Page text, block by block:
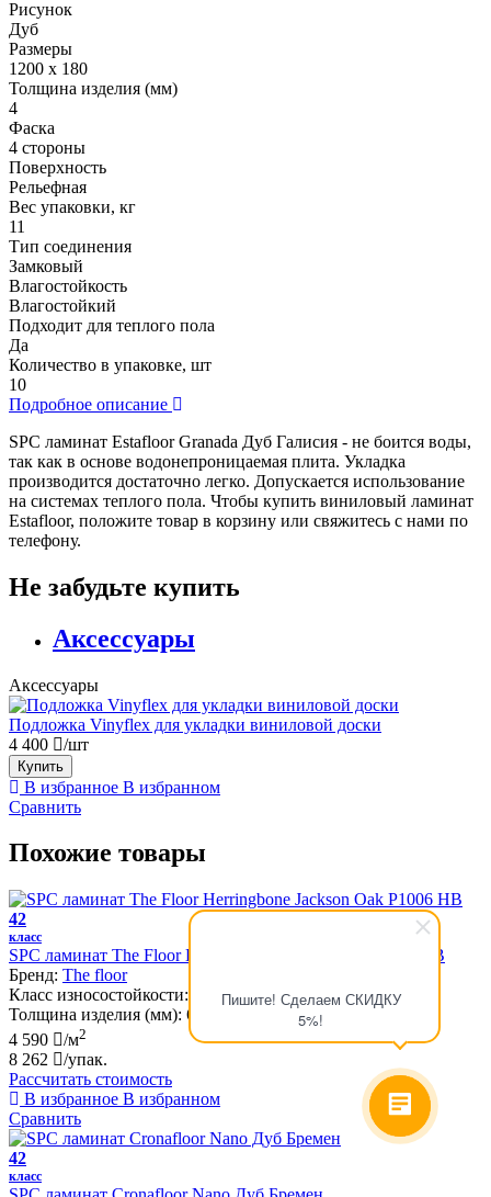
Пишите! Сделаем СКИДКУ
5%!
Рисунок
Дуб
Размеры
1200 х 180
Толщина изделия (мм)
4
Фаска
4 стороны
Поверхность
Рельефная
Вес упаковки, кг
11
Тип соединения
Замковый
Влагостойкость
Влагостойкий
Подходит для теплого пола
Да
Количество в упаковке, шт
10
Подробное описание
SPC ламинат Estafloor Granada Дуб Галисия - не боится воды,
так как в основе водонепроницаемая плита. Укладка
производится достаточно легко. Допускается использование
на системах теплого пола. Чтобы купить виниловый ламинат
Estafloor, положите товар в корзину или свяжитесь с нами по
телефону.
Не забудьте купить
Аксессуары
Аксессуары
Подложка Vinyflex для укладки виниловой доски
4 400
/шт
Купить
В избранное В избранном
Сравнить
Похожие товары
42
класс
SPC ламинат The Floor Herringbone Jackson Oak P1006 HB
Бренд: The floor
Класс износостойкости:
Толщина изделия (мм): 6
4 590
/м2
8 262
/упак.
Рассчитать стоимость
В избранное В избранном
Сравнить
42
класс